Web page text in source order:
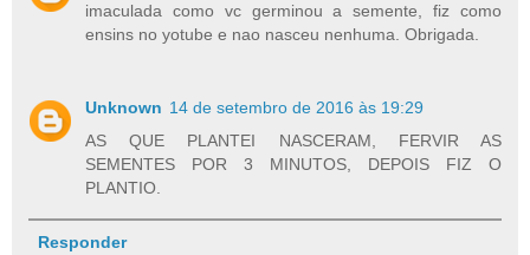
imaculada como vc germinou a semente, fiz como
ensins no yotube e nao nasceu nenhuma. Obrigada.
Unknown 14 de setembro de 2016 às 19:29
AS QUE PLANTEI NASCERAM, FERVIR AS
SEMENTES POR 3 MINUTOS, DEPOIS FIZ O
PLANTIO.
Responder